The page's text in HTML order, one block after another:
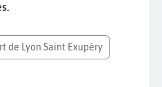
de Lyon Saint Exupéry